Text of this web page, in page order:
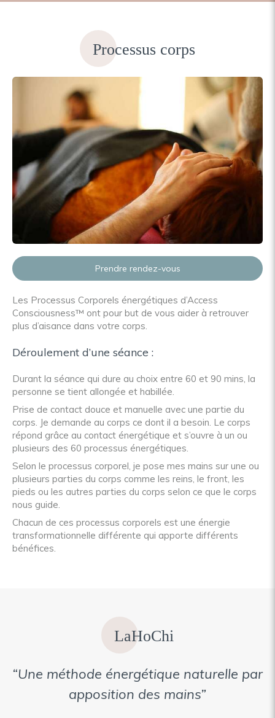
Processus corps
Prendre rendez-vous
Les Processus Corporels énergétiques d’Access
Consciousness™ ont pour but de vous aider à retrouver
plus d’aisance dans votre corps.
Déroulement d’une séance :
Durant la séance qui dure au choix entre 60 et 90 mins, la
personne se tient allongée et habillée.
Prise de contact douce et manuelle avec une partie du
corps. Je demande au corps ce dont il a besoin. Le corps
répond grâce au contact énergétique et s’ouvre à un ou
plusieurs des 60 processus énergétiques.
Selon le processus corporel, je pose mes mains sur une ou
plusieurs parties du corps comme les reins, le front, les
pieds ou les autres parties du corps selon ce que le corps
nous guide.
Chacun de ces processus corporels est une énergie
transformationnelle différente qui apporte différents
bénéfices.
LaHoChi
“Une méthode énergétique naturelle par
apposition des mains”